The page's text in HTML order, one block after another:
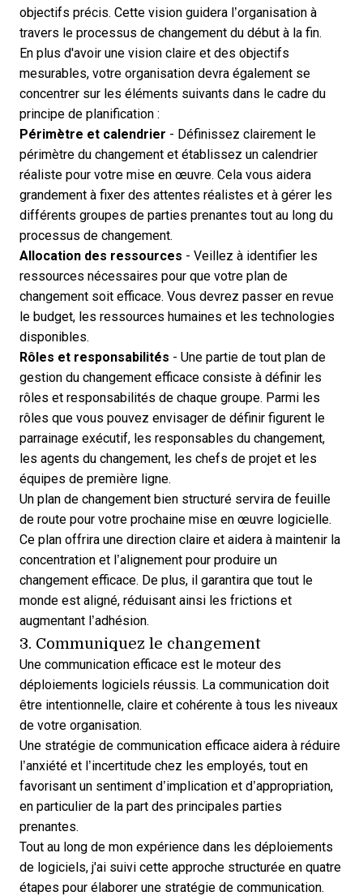
objectifs précis. Cette vision guidera l’organisation à
travers le processus de changement du début à la fin.
En plus d'avoir une vision claire et des objectifs
mesurables, votre organisation devra également se
concentrer sur les éléments suivants dans le cadre du
principe de planification :
Périmètre et calendrier - Définissez clairement le
périmètre du changement et établissez un calendrier
réaliste pour votre mise en œuvre. Cela vous aidera
grandement à fixer des attentes réalistes et à gérer les
différents groupes de parties prenantes tout au long du
processus de changement.
Allocation des ressources - Veillez à identifier les
ressources nécessaires pour que votre plan de
changement soit efficace. Vous devrez passer en revue
le budget, les ressources humaines et les technologies
disponibles.
Rôles et responsabilités - Une partie de tout plan de
gestion du changement efficace consiste à définir les
rôles et responsabilités de chaque groupe. Parmi les
rôles que vous pouvez envisager de définir figurent le
parrainage exécutif, les responsables du changement,
les agents du changement, les chefs de projet et les
équipes de première ligne.
Un plan de changement bien structuré servira de feuille
de route pour votre prochaine mise en œuvre logicielle.
Ce plan offrira une direction claire et aidera à maintenir la
concentration et l’alignement pour produire un
changement efficace. De plus, il garantira que tout le
monde est aligné, réduisant ainsi les frictions et
augmentant l’adhésion.
3. Communiquez le changement
Une communication efficace est le moteur des
déploiements logiciels réussis. La communication doit
être intentionnelle, claire et cohérente à tous les niveaux
de votre organisation.
Une stratégie de communication efficace aidera à réduire
l’anxiété et l’incertitude chez les employés, tout en
favorisant un sentiment d’implication et d’appropriation,
en particulier de la part des principales parties
prenantes.
Tout au long de mon expérience dans les déploiements
de logiciels, j'ai suivi cette approche structurée en quatre
étapes pour élaborer une stratégie de communication.